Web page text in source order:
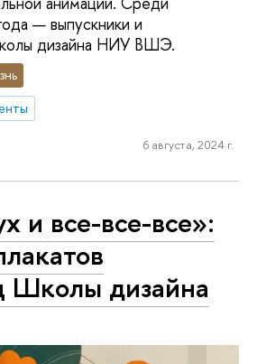
— выпускники и
дизайна НИУ ВШЭ.
6 августа, 2024 г.
и все-все-все»:
Школы дизайна